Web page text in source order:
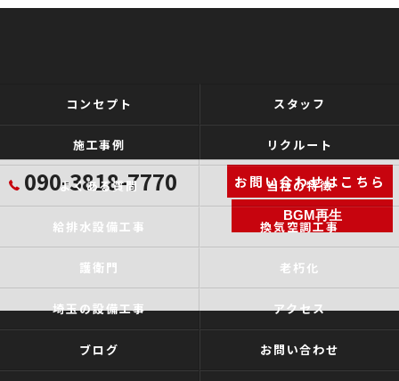
090-3818-7770 お問い合わせはこちら
BGM再生
コンセプト スタッフ
施工事例 リクルート
よくある質問 当社の特徴
給排水設備工事 換気空調工事
護衛門 老朽化
埼玉の設備工事 アクセス
ブログ お問い合わせ